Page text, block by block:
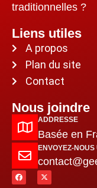
traditionnelles ?
Liens utiles
A propos
Plan du site
Contact
Nous joindre
ADDRESSE
Basée en
ENVOYEZ-